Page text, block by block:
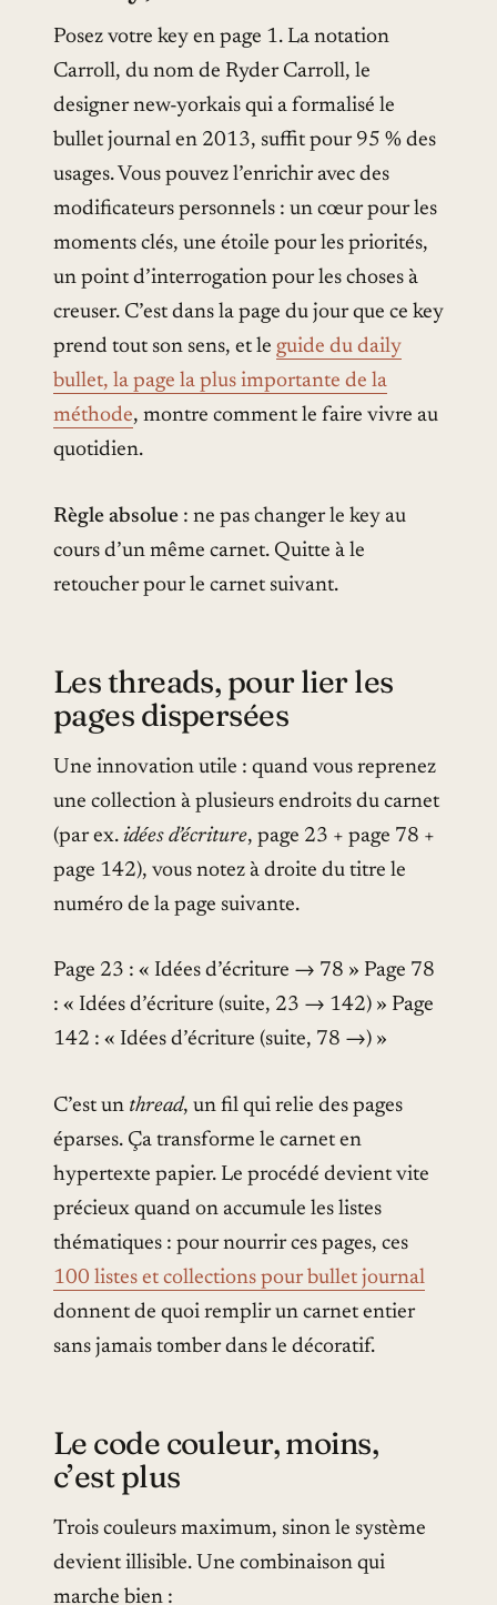
Posez votre key en page 1. La notation
Carroll, du nom de Ryder Carroll, le
designer new-yorkais qui a formalisé le
bullet journal en 2013, suffit pour 95 % des
usages. Vous pouvez l’enrichir avec des
modificateurs personnels : un cœur pour les
moments clés, une étoile pour les priorités,
un point d’interrogation pour les choses à
creuser. C’est dans la page du jour que ce key
prend tout son sens, et le guide du daily
bullet, la page la plus importante de la
méthode, montre comment le faire vivre au
quotidien.
Règle absolue : ne pas changer le key au
cours d’un même carnet. Quitte à le
retoucher pour le carnet suivant.
Les threads, pour lier les
pages dispersées
Une innovation utile : quand vous reprenez
une collection à plusieurs endroits du carnet
(par ex. idées d’écriture, page 23 + page 78 +
page 142), vous notez à droite du titre le
numéro de la page suivante.
Page 23 : « Idées d’écriture → 78 » Page 78
: « Idées d’écriture (suite, 23 → 142) » Page
142 : « Idées d’écriture (suite, 78 →) »
C’est un thread, un fil qui relie des pages
éparses. Ça transforme le carnet en
hypertexte papier. Le procédé devient vite
précieux quand on accumule les listes
thématiques : pour nourrir ces pages, ces
100 listes et collections pour bullet journal
donnent de quoi remplir un carnet entier
sans jamais tomber dans le décoratif.
Le code couleur, moins,
c’est plus
Trois couleurs maximum, sinon le système
devient illisible. Une combinaison qui
marche bien :